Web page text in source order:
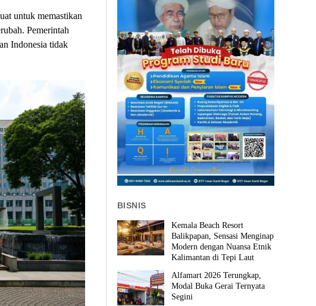
untuk memastikan
Pemerintah
Indonesia tidak
BISNIS
Kemala Beach Resort
Balikpapan, Sensasi Menginap
Modern dengan Nuansa Etnik
Kalimantan di Tepi Laut
Alfamart 2026 Terungkap,
Modal Buka Gerai Ternyata
Segini